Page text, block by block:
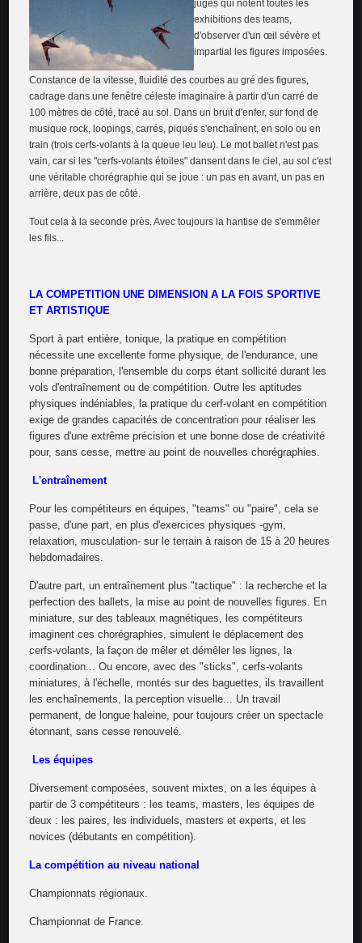
juges qui notent toutes les
exhibitions des teams,
d'observer d'un œil sévère et
impartial les figures imposées.
Constance de la vitesse, fluidité des courbes au gré des figures,
cadrage dans une fenêtre céleste imaginaire à partir d'un carré de
100 mètres de côté, tracé au sol. Dans un bruit d'enfer, sur fond de
musique rock, loopings, carrés, piqués s'enchaînent, en solo ou en
train (trois cerfs-volants à la queue leu leu). Le mot ballet n'est pas
vain, car si les "cerfs-volants étoiles" dansent dans le ciel, au sol c'est
une véritable chorégraphie qui se joue : un pas en avant, un pas en
arrière, deux pas de côté.
Tout cela à la seconde près. Avec toujours la hantise de s'emmêler
les fils...
LA COMPETITION UNE DIMENSION A LA FOIS SPORTIVE
ET ARTISTIQUE
Sport à part entière, tonique, la pratique en compétition
nécessite une excellente forme physique, de l'endurance, une
bonne préparation, l'ensemble du corps étant sollicité durant les
vols d'entraînement ou de compétition. Outre les aptitudes
physiques indéniables, la pratique du cerf-volant en compétition
exige de grandes capacités de concentration pour réaliser les
figures d'une extrême précision et une bonne dose de créativité
pour, sans cesse, mettre au point de nouvelles chorégraphies.
L'entraînement
Pour les compétiteurs en équipes, "teams" ou "paire", cela se
passe, d'une part, en plus d'exercices physiques -gym,
relaxation, musculation- sur le terrain à raison de 15 à 20 heures
hebdomadaires.
D'autre part, un entraînement plus "tactique" : la recherche et la
perfection des ballets, la mise au point de nouvelles figures. En
miniature, sur des tableaux magnétiques, les compétiteurs
imaginent ces chorégraphies, simulent le déplacement des
cerfs-volants, la façon de mêler et démêler les lignes, la
coordination... Ou encore, avec des "sticks", cerfs-volants
miniatures, à l'échelle, montés sur des baguettes, ils travaillent
les enchaînements, la perception visuelle... Un travail
permanent, de longue haleine, pour toujours créer un spectacle
étonnant, sans cesse renouvelé.
Les équipes
Diversement composées, souvent mixtes, on a les équipes à
partir de 3 compétiteurs : les teams, masters, les équipes de
deux : les paires, les individuels, masters et experts, et les
novices (débutants en compétition).
La compétition au niveau national
Championnats régionaux.
Championnat de France.